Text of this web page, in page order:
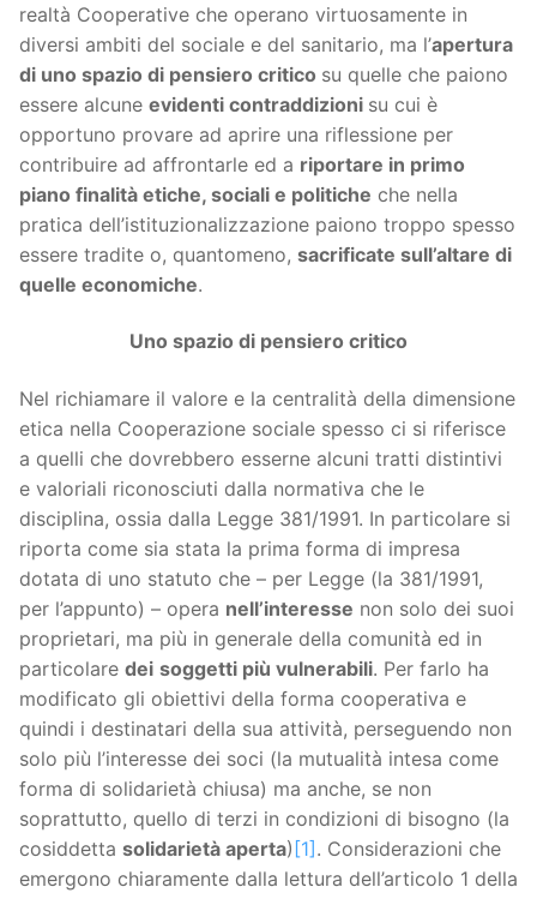
realtà Cooperative che operano virtuosamente in
diversi ambiti del sociale e del sanitario, ma l’apertura
di uno spazio di pensiero critico su quelle che paiono
essere alcune evidenti contraddizioni su cui è
opportuno provare ad aprire una riflessione per
contribuire ad affrontarle ed a riportare in primo
piano finalità etiche, sociali e politiche che nella
pratica dell’istituzionalizzazione paiono troppo spesso
essere tradite o, quantomeno, sacrificate sull’altare di
quelle economiche.
Uno spazio di pensiero critico
Nel richiamare il valore e la centralità della dimensione
etica nella Cooperazione sociale spesso ci si riferisce
a quelli che dovrebbero esserne alcuni tratti distintivi
e valoriali riconosciuti dalla normativa che le
disciplina, ossia dalla Legge 381/1991. In particolare si
riporta come sia stata la prima forma di impresa
dotata di uno statuto che – per Legge (la 381/1991,
per l’appunto) – opera nell’interesse non solo dei suoi
proprietari, ma più in generale della comunità ed in
particolare dei soggetti più vulnerabili. Per farlo ha
modificato gli obiettivi della forma cooperativa e
quindi i destinatari della sua attività, perseguendo non
solo più l’interesse dei soci (la mutualità intesa come
forma di solidarietà chiusa) ma anche, se non
soprattutto, quello di terzi in condizioni di bisogno (la
cosiddetta solidarietà aperta) [1]. Considerazioni che
emergono chiaramente dalla lettura dell’articolo 1 della